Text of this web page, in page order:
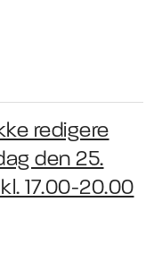
redigere
den 25.
17.00-20.00